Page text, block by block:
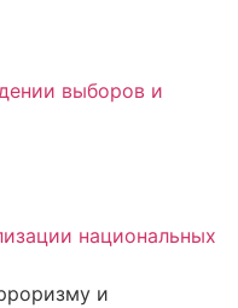
выборов и
национальных
и